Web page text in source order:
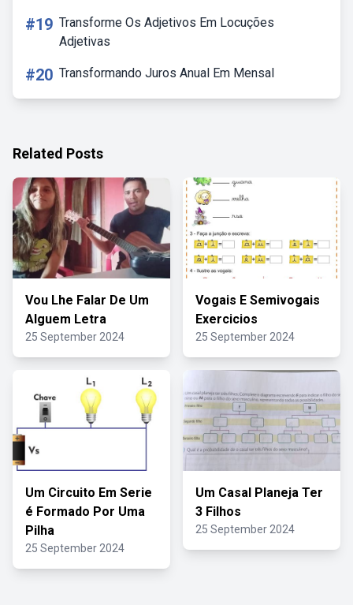
#19 Transforme Os Adjetivos Em Locuções
Adjetivas
#20 Transformando Juros Anual Em Mensal
Related Posts
Vou Lhe Falar De Um
Alguem Letra
25 September 2024
Vogais E Semivogais
Exercicios
25 September 2024
Um Circuito Em Serie
é Formado Por Uma
Pilha
25 September 2024
Um Casal Planeja Ter
3 Filhos
25 September 2024